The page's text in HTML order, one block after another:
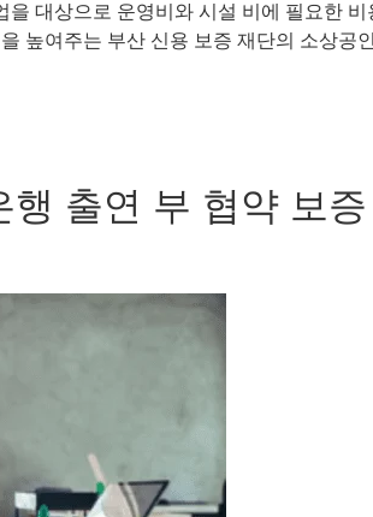
대상으로 운영비와 시설 비에 필요한
높여주는 부산 신용 보증 재단의 소상공
출연 부 협약 보